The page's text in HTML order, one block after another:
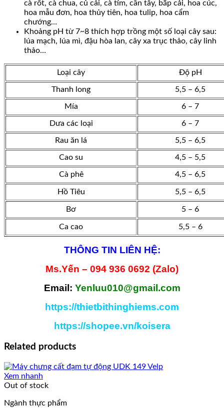
cà rốt, cà chua, củ cải, cà tím, cần tây, bắp cải, hoa cúc,
hoa mẫu đơn, hoa thủy tiên, hoa tulip, hoa cẩm
chướng…
Khoảng pH từ 7~8 thích hợp trồng một số loại cây sau:
lúa mạch, lúa mì, đậu hòa lan, cây xa trục thảo, cây linh
thảo…
Loại cây Độ pH
Thanh long 5,5 – 6,5
Mía 6 – 7
Dưa các loại 6 – 7
Rau ăn lá 5,5 – 6,5
Cao su 4,5 – 5,5
Cà phê 4,5 – 6,5
Hồ Tiêu 5,5 – 6,5
Bơ 5 – 6
Ca cao 5,5 – 6
THÔNG TIN LIÊN HỆ:
Ms.Yến – 094 936 0692 (Zalo)
Email: Yenluu010@gmail.com
https://thietbithinghiems.com
https://shopee.vn/koisera
Related products
Xem nhanh
Out of stock
Ngành thực phẩm